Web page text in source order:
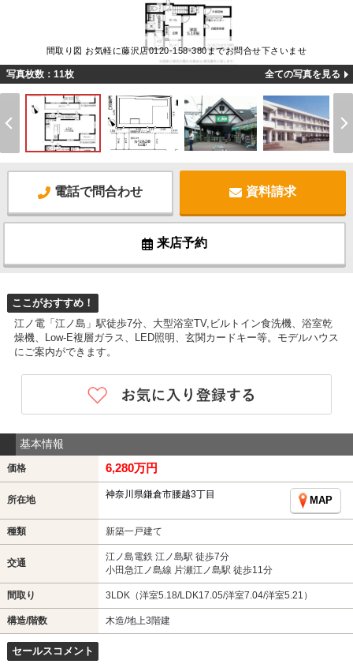
間取り図 お気軽に藤沢店0120-158-380までお問合せ下さいませ
写真枚数：11枚 全ての写真を見る
電話で問合わせ 資料請求
来店予約
ここがおすすめ！
江ノ電「江ノ島」駅徒歩7分、大型浴室TV,ビルトイン食洗機、浴室乾
燥機、Low-E複層ガラス、LED照明、玄関カードキー等。モデルハウス
にご案内ができます。
基本情報
価格 6,280万円
所在地 神奈川県鎌倉市腰越3丁目
MAP
種類 新築一戸建て
交通
江ノ島電鉄 江ノ島駅 徒歩7分
小田急江ノ島線 片瀬江ノ島駅 徒歩11分
間取り 3LDK（洋室5.18/LDK17.05/洋室7.04/洋室5.21）
構造/階数 木造/地上3階建
セールスコメント